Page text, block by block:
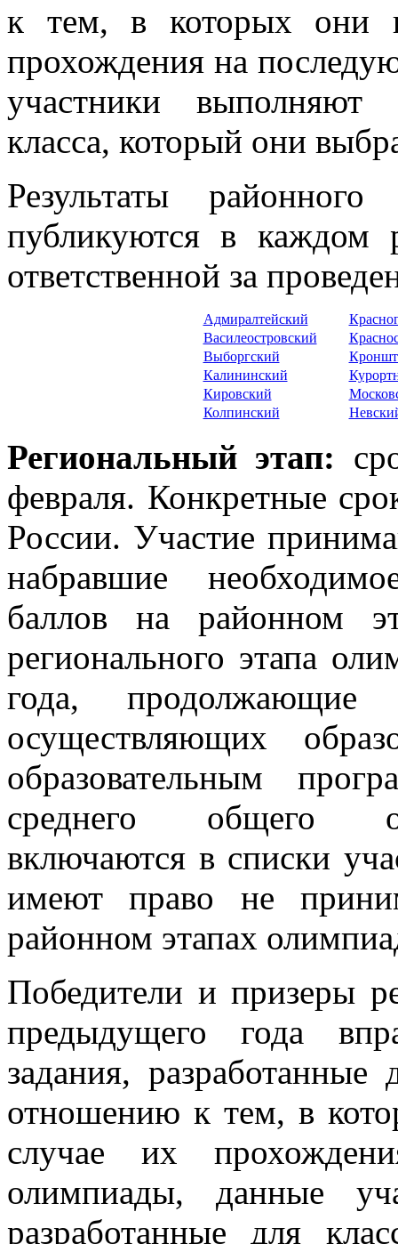
к тем, в которых они
прохождения на
участники выполняют
класса, который они
Результаты
публикуются в каждом
ответственной за
Адмиралтейский
Василеостровский
Выборгский
Калининский
Куро
Кировский
Колпинский
Региональный этап:
февраля. Конкретные
России. Участие
набравшие
баллов на районном
регионального этапа
года, продолжающие
осуществляющих
образовательным
среднего общего
включаются в списки
имеют право не
районном этапах
Победители и призеры
предыдущего года
задания,
отношению к тем, в
случае их
олимпиады, данные
разработанные для